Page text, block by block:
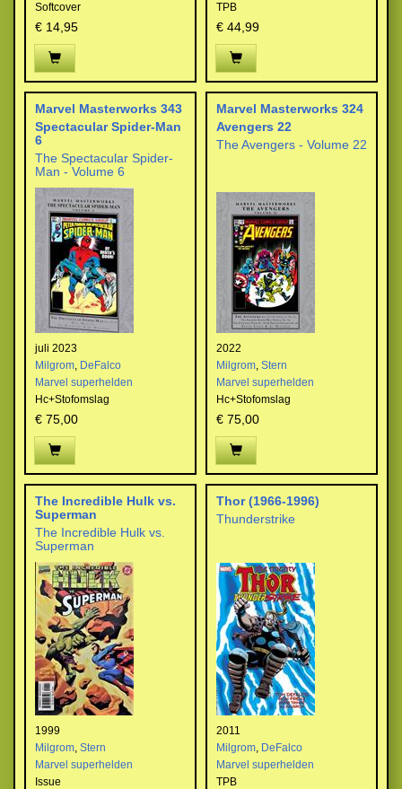
Softcover
€ 14,95
TPB
€ 44,99
Marvel Masterworks 343
Spectacular Spider-Man
6
The Spectacular Spider-
Man - Volume 6
juli 2023
Milgrom, DeFalco
Marvel superhelden
Hc+Stofomslag
€ 75,00
Marvel Masterworks 324
Avengers 22
The Avengers - Volume 22
2022
Milgrom, Stern
Marvel superhelden
Hc+Stofomslag
€ 75,00
The Incredible Hulk vs.
Superman
The Incredible Hulk vs.
Superman
1999
Milgrom, Stern
Marvel superhelden
Issue
Thor (1966-1996)
Thunderstrike
2011
Milgrom, DeFalco
Marvel superhelden
TPB